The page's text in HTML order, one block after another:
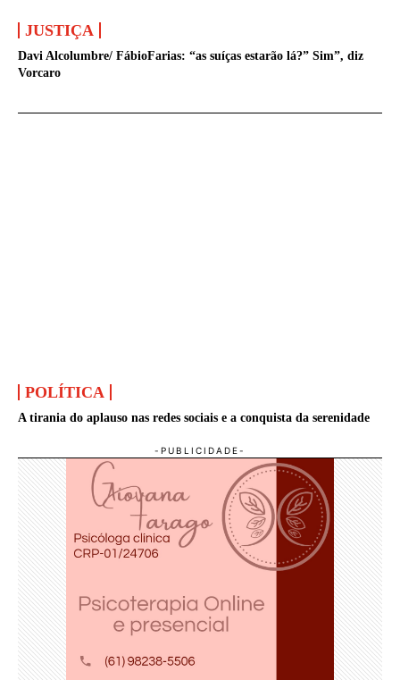
JUSTIÇA
Davi Alcolumbre/ FábioFarias: “as suíças estarão lá?” Sim”, diz
Vorcaro
POLÍTICA
A tirania do aplauso nas redes sociais e a conquista da serenidade